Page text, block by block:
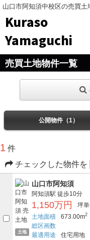
山口市阿知須中校区の売買
Kuraso
Yamaguchi
売買土地物件一覧
公開物件（1）
1 件
チェックした物件を
土地
山口市阿知須
阿知須駅 徒歩10分
1,150万円
坪
土地面積
673.00m2
総区画数
最適用途
住宅用地